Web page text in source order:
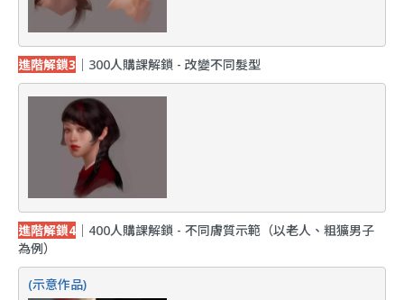
進階解鎖3 ｜300人購課解鎖 - 改變不同髮型
進階解鎖4 ｜400人購課解鎖 - 不同膚質示範（以老人、粗獷男子
為例）
(示意作品)